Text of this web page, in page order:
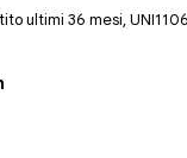
ultimi 36 mesi,